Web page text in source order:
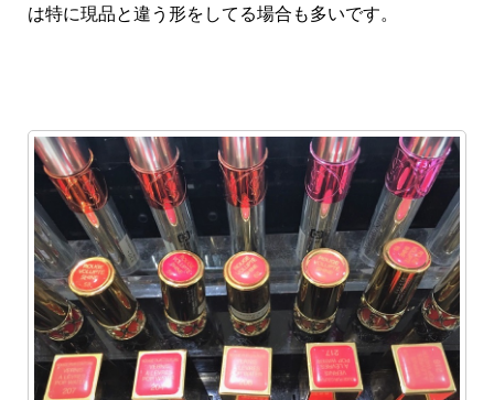
は特に現品と違う形をしてる場合も多いです。